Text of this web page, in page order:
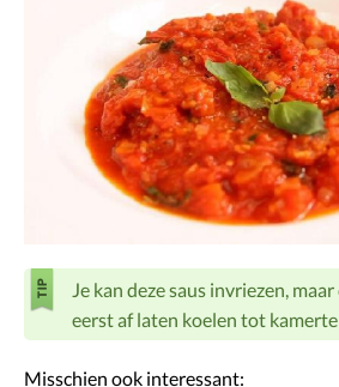
Je kan deze saus invriezen,
eerst af laten koelen tot
Misschien ook interessant: